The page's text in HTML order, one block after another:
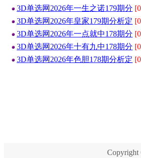
3D单选网2026年一生之诺179期分
3D单选网2026年皇家179期分析定
3D单选网2026年一点就中178期分
3D单选网2026年十有九中178期分
3D单选网2026年色胆178期分析定
Copyright